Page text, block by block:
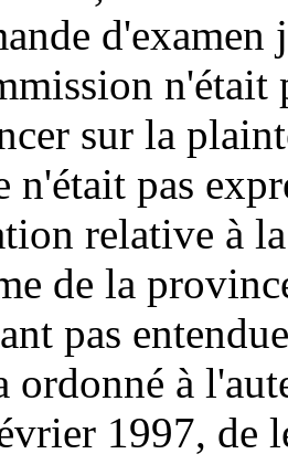
n'était
sur la
n'était pas
relative à
de la
pas
ordonné à
1997, de